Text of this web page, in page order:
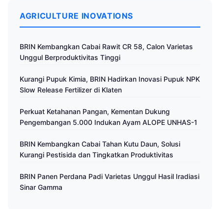
AGRICULTURE INOVATIONS
BRIN Kembangkan Cabai Rawit CR 58, Calon Varietas
Unggul Berproduktivitas Tinggi
Kurangi Pupuk Kimia, BRIN Hadirkan Inovasi Pupuk NPK
Slow Release Fertilizer di Klaten
Perkuat Ketahanan Pangan, Kementan Dukung
Pengembangan 5.000 Indukan Ayam ALOPE UNHAS-1
BRIN Kembangkan Cabai Tahan Kutu Daun, Solusi
Kurangi Pestisida dan Tingkatkan Produktivitas
BRIN Panen Perdana Padi Varietas Unggul Hasil Iradiasi
Sinar Gamma